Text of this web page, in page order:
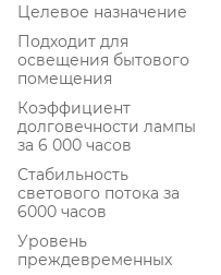
Целевое назначение
Подходит для
освещения бытового
помещения
Коэффициент
долговечности лампы
за 6 000 часов
Стабильность
светового потока за
6000 часов
Уровень
преждевременных